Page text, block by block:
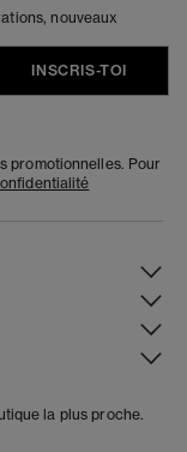
nouveaux
INSCRIS-TOI
promotionnelles. Pour
la plus proche.